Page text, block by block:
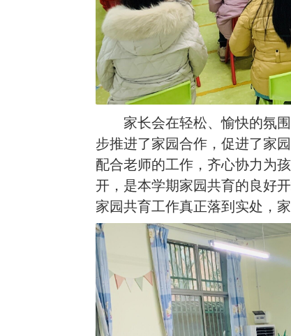
家长会在轻松、愉快的氛
步推进了家园合作，促进了家
配合老师的工作，齐心协力为
开，是本学期家园共育的良好
家园共育工作真正落到实处，